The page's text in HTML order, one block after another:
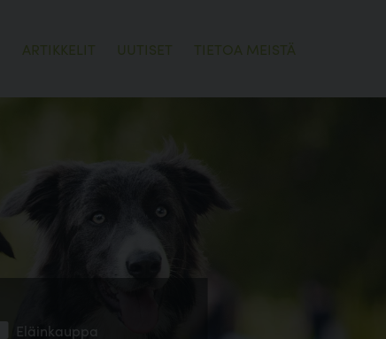
ARTIKKELIT UUTISET TIETOA MEISTÄ
Eläinkauppa